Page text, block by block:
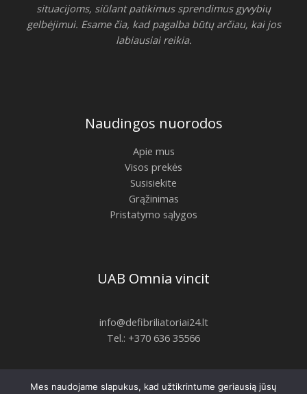
situacijoms, siūlant patikimus sprendimus gyvybių
gelbėjimui. Esame čia, kad pagalba būtų arčiau, kai jos
labiausiai reikia.
Naudingos nuorodos
Apie mus
Visos prekės
Susisiekite
Grąžinimas
Pristatymo sąlygos
UAB Omnia vincit
info@defibriliatoriai24.lt
Tel.: +370 636 35566
Mes naudojame slapukus, kad užtikrintume geriausią jūsų